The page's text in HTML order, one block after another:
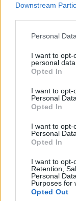
Downstream
Personal
I want to opt-
personal data.
Opted In
I want to opt-
Personal Data.
Opted In
I want to opt-
Personal
Opted In
I want to opt-
Retention,
Personal
Purposes for
Opted Out
Székely
Liget
Krónika
Bihari Napló